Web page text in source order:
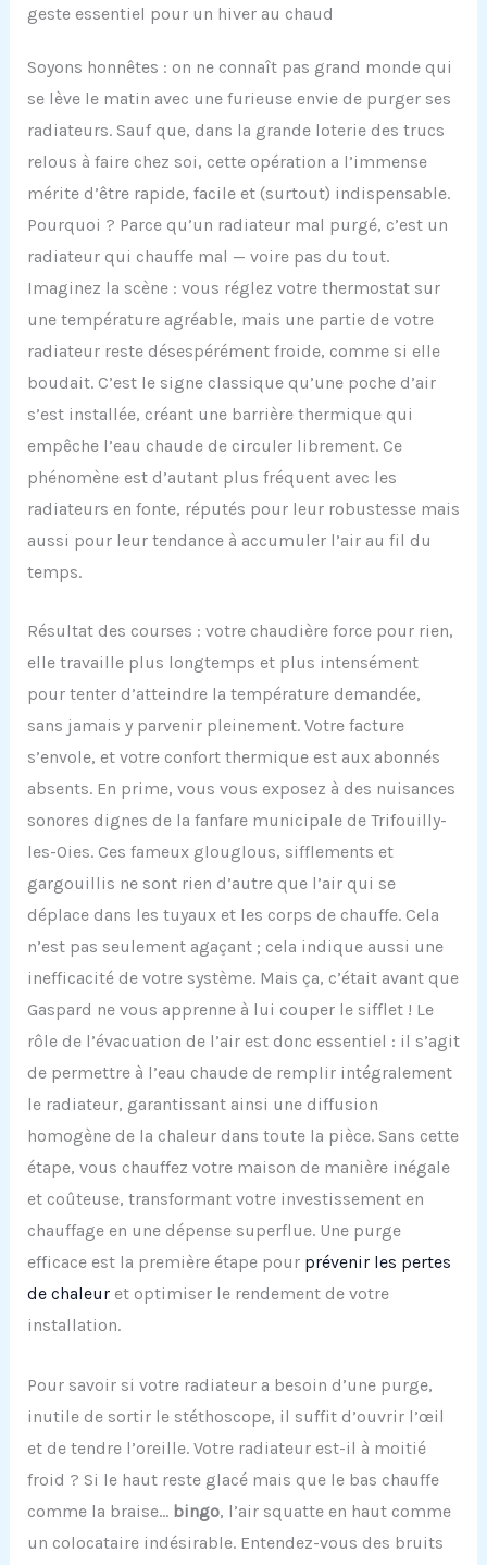
geste essentiel pour un hiver au chaud
Soyons honnêtes : on ne connaît pas grand monde qui
se lève le matin avec une furieuse envie de purger ses
radiateurs. Sauf que, dans la grande loterie des trucs
relous à faire chez soi, cette opération a l’immense
mérite d’être rapide, facile et (surtout) indispensable.
Pourquoi ? Parce qu’un radiateur mal purgé, c’est un
radiateur qui chauffe mal — voire pas du tout.
Imaginez la scène : vous réglez votre thermostat sur
une température agréable, mais une partie de votre
radiateur reste désespérément froide, comme si elle
boudait. C’est le signe classique qu’une poche d’air
s’est installée, créant une barrière thermique qui
empêche l’eau chaude de circuler librement. Ce
phénomène est d’autant plus fréquent avec les
radiateurs en fonte, réputés pour leur robustesse mais
aussi pour leur tendance à accumuler l’air au fil du
temps.
Résultat des courses : votre chaudière force pour rien,
elle travaille plus longtemps et plus intensément
pour tenter d’atteindre la température demandée,
sans jamais y parvenir pleinement. Votre facture
s’envole, et votre confort thermique est aux abonnés
absents. En prime, vous vous exposez à des nuisances
sonores dignes de la fanfare municipale de Trifouilly-
les-Oies. Ces fameux glouglous, sifflements et
gargouillis ne sont rien d’autre que l’air qui se
déplace dans les tuyaux et les corps de chauffe. Cela
n’est pas seulement agaçant ; cela indique aussi une
inefficacité de votre système. Mais ça, c’était avant que
Gaspard ne vous apprenne à lui couper le sifflet ! Le
rôle de l’évacuation de l’air est donc essentiel : il s’agit
de permettre à l’eau chaude de remplir intégralement
le radiateur, garantissant ainsi une diffusion
homogène de la chaleur dans toute la pièce. Sans cette
étape, vous chauffez votre maison de manière inégale
et coûteuse, transformant votre investissement en
chauffage en une dépense superflue. Une purge
efficace est la première étape pour prévenir les pertes
de chaleuret optimiser le rendement de votre
installation.
Pour savoir si votre radiateur a besoin d’une purge,
inutile de sortir le stéthoscope, il suffit d’ouvrir l’œil
et de tendre l’oreille. Votre radiateur est-il à moitié
froid ? Si le haut reste glacé mais que le bas chauffe
comme la braise… bingo, l’air squatte en haut comme
un colocataire indésirable. Entendez-vous des bruits